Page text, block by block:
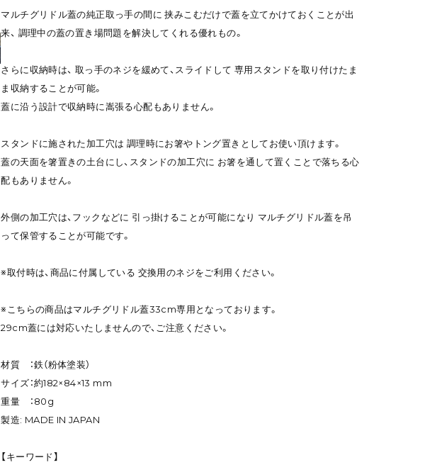
マルチグリドル蓋の純正取っ手の間に 挟みこむだけで蓋を立てかけておくことが出
来、 調理中の蓋の置き場問題を解決してくれる優れもの。
さらに収納時は、 取っ手のネジを緩めて、スライドして 専用スタンドを取り付けたま
ま収納することが可能。
蓋に沿う設計で収納時に嵩張る心配もありません。
スタンドに施された加工穴は 調理時にお箸やトング置きとしてお使い頂けます。
蓋の天面を箸置きの土台にし、スタンドの加工穴に お箸を通して置くことで落ちる心
配もありません。
外側の加工穴は、フックなどに 引っ掛けることが可能になり マルチグリドル蓋を吊
って保管することが可能です。
※取付時は、商品に付属している 交換用のネジをご利用ください。
※こちらの商品はマルチグリドル蓋33cm専用となっております。
29cm蓋には対応いたしませんので、ご注意ください。
材質 ：鉄（粉体塗装）
サイズ：約182×84×13 mm
重量 ：80g
製造: MADE IN JAPAN
【キーワード】